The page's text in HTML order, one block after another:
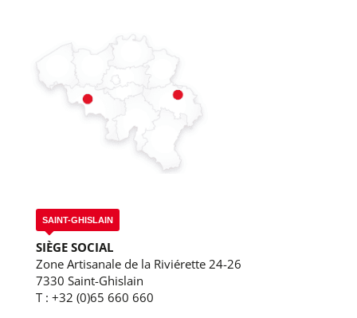
SAINT-GHISLAIN
SIÈGE SOCIAL
Zone Artisanale de la Riviérette 24-26
7330 Saint-Ghislain
T : +32 (0)65 660 660